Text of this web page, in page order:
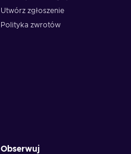
Utwórz zgłoszenie
Polityka zwrotów
Obserwuj